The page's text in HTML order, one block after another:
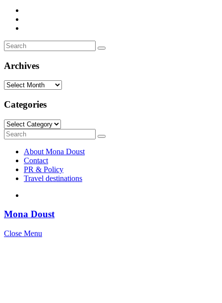
Search
for:
Search
Archives
Archives
Categories
Categories
Search
for:
Search
About Mona Doust
Contact
PR & Policy
Travel destinations
Mona Doust
Close Menu